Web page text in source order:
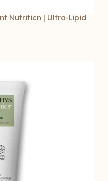
Nutrition | Ultra-Lipid